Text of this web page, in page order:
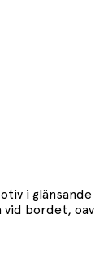
i
bordet,